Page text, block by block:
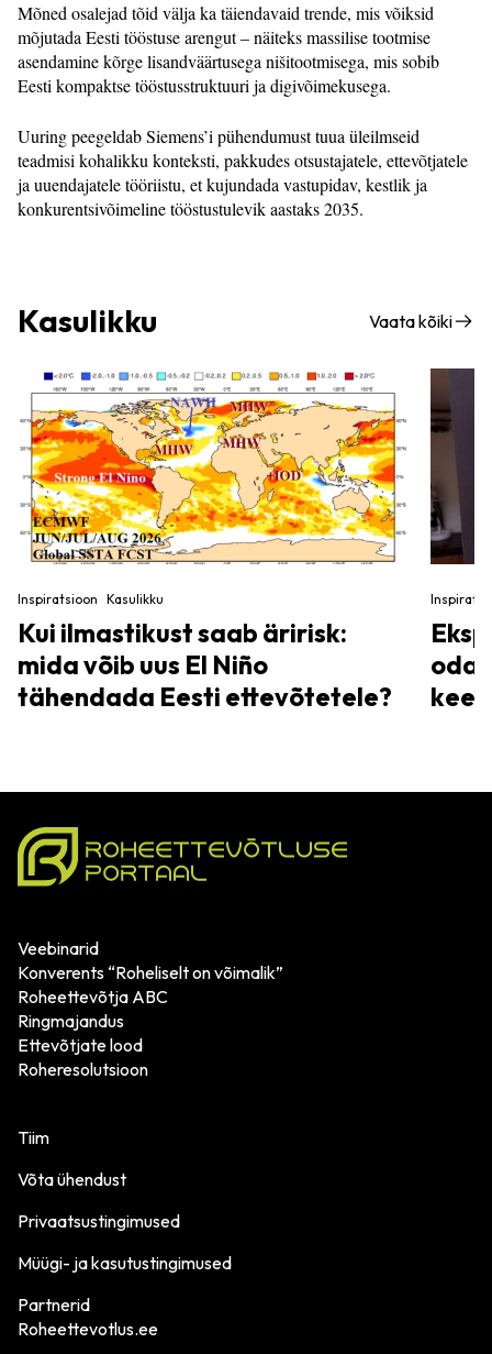
Mõned osalejad tõid välja ka täiendavaid trende, mis võiksid
mõjutada Eesti tööstuse arengut – näiteks massilise tootmise
asendamine kõrge lisandväärtusega nišitootmisega, mis sobib
Eesti kompaktse tööstusstruktuuri ja digivõimekusega.
Uuring peegeldab Siemens’i pühendumust tuua üleilmseid
teadmisi kohalikku konteksti, pakkudes otsustajatele, ettevõtjatele
ja uuendajatele tööriistu, et kujundada vastupidav, kestlik ja
konkurentsivõimeline tööstustulevik aastaks 2035.
Kasulikku Vaata kõiki
Inspiratsioon Kasulikku
Kui ilmastikust saab äririsk:
mida võib uus El Niño
tähendada Eesti ettevõtetele?
Veebinarid
Konverents “Roheliselt on võimalik”
Roheettevõtja ABC
Ringmajandus
Ettevõtjate lood
Roheresolutsioon
Tiim
Võta ühendust
Privaatsustingimused
Müügi- ja kasutustingimused
Partnerid
Roheettevotlus.ee